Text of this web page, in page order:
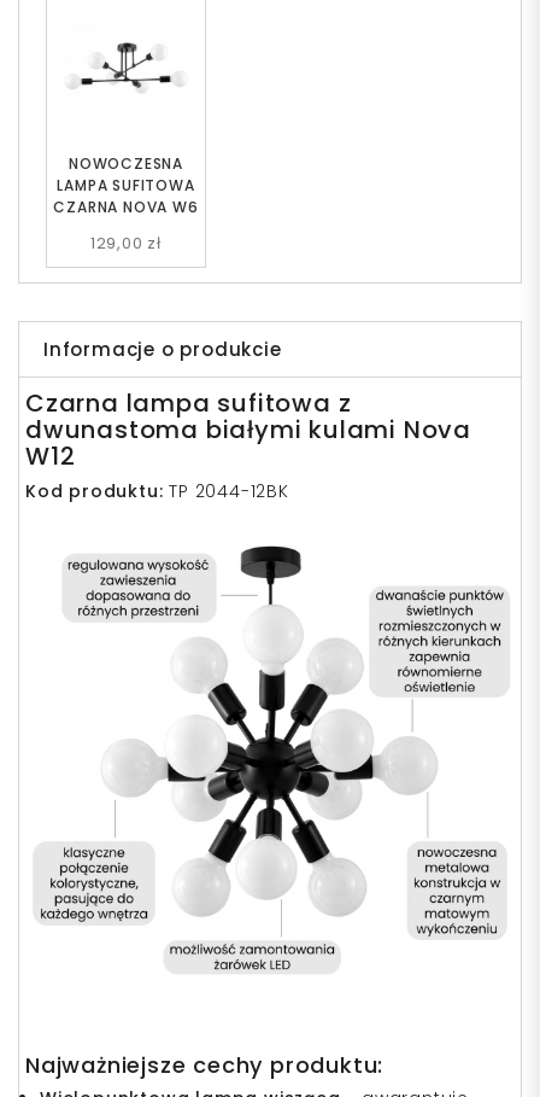
NOWOCZESNA
LAMPA SUFITOWA
CZARNA NOVA W6
129,00 zł
Informacje o produkcie
Czarna lampa sufitowa z
dwunastoma białymi kulami Nova
W12
Kod produktu:TP 2044-12BK
Najważniejsze cechy produktu: